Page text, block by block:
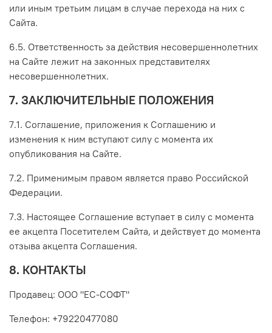
или иным третьим лицам в случае перехода на них с
Сайта.
6.5. Ответственность за действия несовершеннолетних
на Сайте лежит на законных представителях
несовершеннолетних.
7. ЗАКЛЮЧИТЕЛЬНЫЕ ПОЛОЖЕНИЯ
7.1. Соглашение, приложения к Соглашению и
изменения к ним вступают силу с момента их
опубликования на Сайте.
7.2. Применимым правом является право Российской
Федерации.
7.3. Настоящее Соглашение вступает в силу с момента
ее акцепта Посетителем Сайта, и действует до момента
отзыва акцепта Соглашения.
8. КОНТАКТЫ
Продавец: ООО "ЕС-СОФТ"
Телефон: +79220477080